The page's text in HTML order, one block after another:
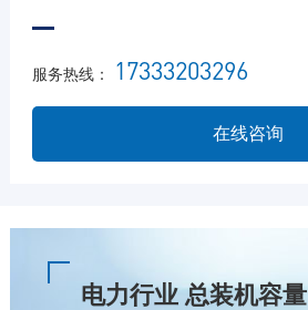
服务热线： 17333203296
在线咨询
电力行业 总装机容量